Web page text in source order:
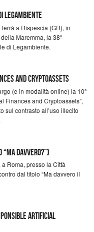
Legambiente
a Rispescia (GR), in
Maremma, la 38ª
di Legambiente.
and Cryptoassets
(e in modalità online) la 10ª
Finances and Cryptoassets”,
sul contrasto all’uso illecito
Davvero?”)
Roma, presso la Città
dal titolo “Ma davvero il
Artificial